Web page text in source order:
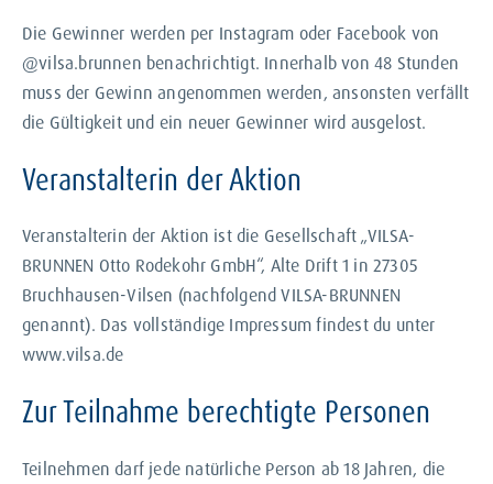
Die Gewinner werden per Instagram oder Facebook von
@vilsa.brunnen benachrichtigt. Innerhalb von 48 Stunden
muss der Gewinn angenommen werden, ansonsten verfällt
die Gültigkeit und ein neuer Gewinner wird ausgelost.
Veranstalterin der Aktion
Veranstalterin der Aktion ist die Gesellschaft „VILSA-
BRUNNEN Otto Rodekohr GmbH“, Alte Drift 1 in 27305
Bruchhausen-Vilsen (nachfolgend VILSA-BRUNNEN
genannt). Das vollständige Impressum findest du unter
www.vilsa.de
Zur Teilnahme berechtigte Personen
Teilnehmen darf jede natürliche Person ab 18 Jahren, die